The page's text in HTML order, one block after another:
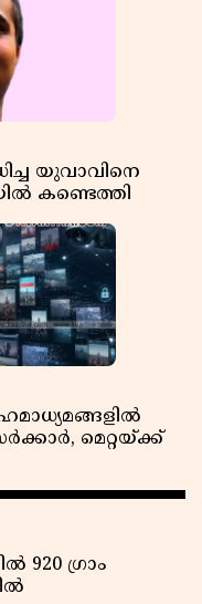
യുവാവിനെ
കണ്ടെത്തി
മെറ്റയ്ക്ക്
920 ഗ്രാം